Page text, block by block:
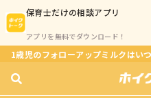
保育士だけの相談アプリ
アプリを無料でダウンロード！
1歳児のフォローアップミルクはい